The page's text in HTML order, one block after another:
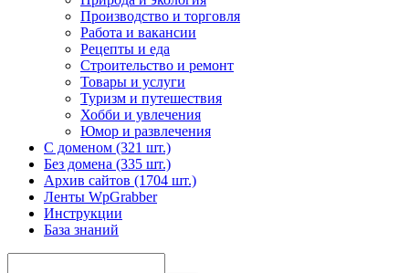
Производство и торговля
Работа и вакансии
Рецепты и еда
Строительство и ремонт
Товары и услуги
Туризм и путешествия
Хобби и увлечения
Юмор и развлечения
С доменом (321 шт.)
Без домена (335 шт.)
Архив сайтов (1704 шт.)
Ленты WpGrabber
Инструкции
База знаний